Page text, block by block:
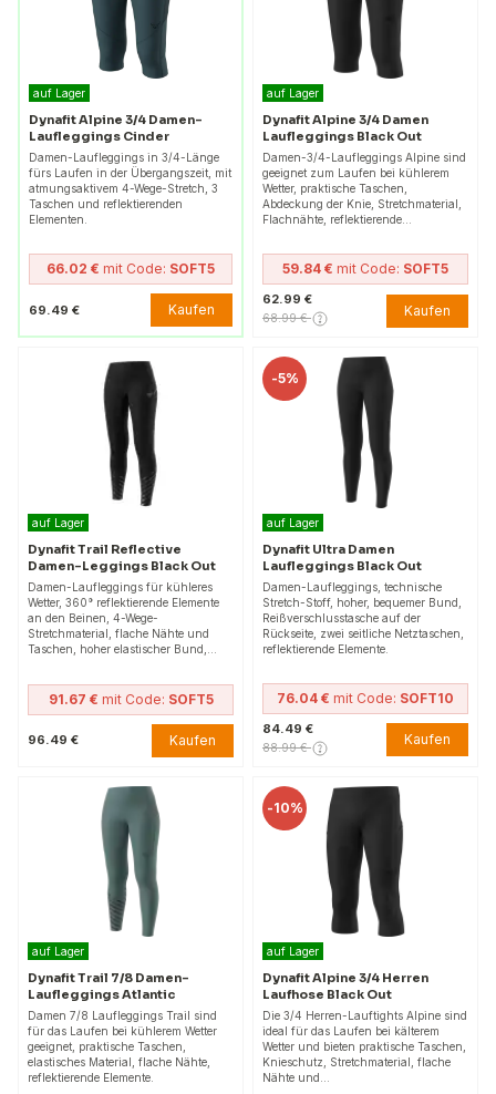
auf Lager
Dynafit Alpine 3/4 Damen-
Laufleggings Cinder
Damen-Laufleggings in 3/4-Länge
fürs Laufen in der Übergangszeit, mit
atmungsaktivem 4-Wege-Stretch, 3
Taschen und reflektierenden
Elementen.
66.02 € mit Code: SOFT5
69.49 € Kaufen
auf Lager
Dynafit Alpine 3/4 Damen
Laufleggings Black Out
Damen-3/4-Laufleggings Alpine sind
geeignet zum Laufen bei kühlerem
Wetter, praktische Taschen,
Abdeckung der Knie, Stretchmaterial,
Flachnähte, reflektierende…
59.84 € mit Code: SOFT5
62.99 €
68.99 € Kaufen
auf Lager
Dynafit Trail Reflective
Damen-Leggings Black Out
Damen-Laufleggings für kühleres
Wetter, 360° reflektierende Elemente
an den Beinen, 4-Wege-
Stretchmaterial, flache Nähte und
Taschen, hoher elastischer Bund,…
91.67 € mit Code: SOFT5
96.49 € Kaufen
-5%
auf Lager
Dynafit Ultra Damen
Laufleggings Black Out
Damen-Laufleggings, technische
Stretch-Stoff, hoher, bequemer Bund,
Reißverschlusstasche auf der
Rückseite, zwei seitliche Netztaschen,
reflektierende Elemente.
76.04 € mit Code: SOFT10
84.49 €
88.99 € Kaufen
auf Lager
Dynafit Trail 7/8 Damen-
Laufleggings Atlantic
Damen 7/8 Laufleggings Trail sind
für das Laufen bei kühlerem Wetter
geeignet, praktische Taschen,
elastisches Material, flache Nähte,
reflektierende Elemente.
-10%
auf Lager
Dynafit Alpine 3/4 Herren
Laufhose Black Out
Die 3/4 Herren-Lauftights Alpine sind
ideal für das Laufen bei kälterem
Wetter und bieten praktische Taschen,
Knieschutz, Stretchmaterial, flache
Nähte und…